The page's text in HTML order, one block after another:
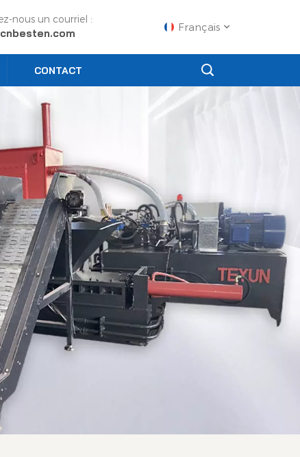
nous un courriel :
Français
English
Español
Português
عربي
日语
CONTACT